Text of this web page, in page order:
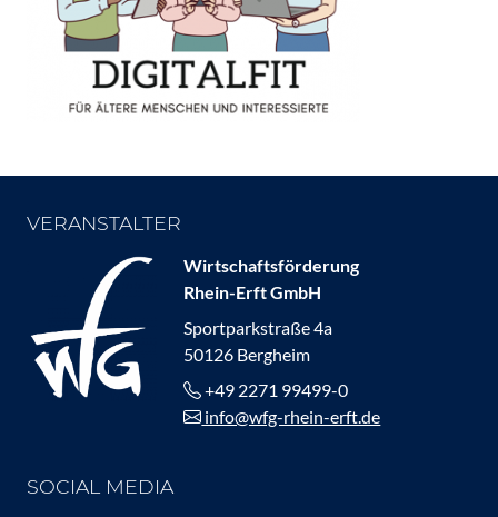
VERANSTALTER
Wirtschaftsförderung
Rhein-Erft GmbH
Sportparkstraße 4a
50126 Bergheim
+49 2271 99499-0
info@wfg-rhein-erft.de
SOCIAL MEDIA